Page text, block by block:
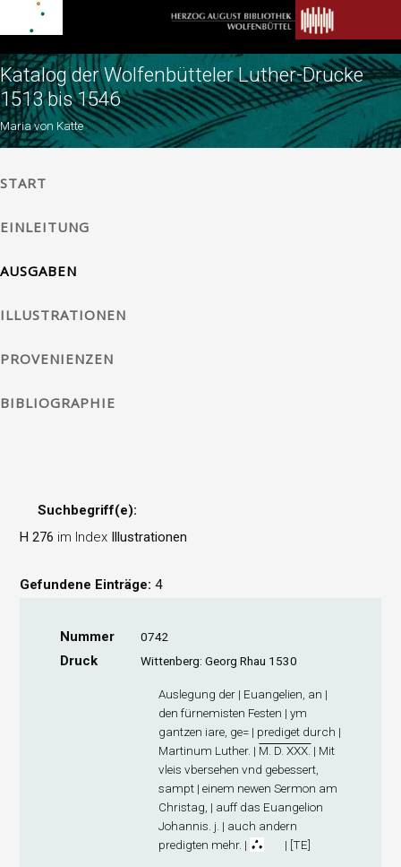
Katalog der Wolfenbütteler Luther-Drucke
1513 bis 1546
Maria von Katte
START
EINLEITUNG
AUSGABEN
ILLUSTRATIONEN
PROVENIENZEN
BIBLIOGRAPHIE
Suchbegriff(e):
H 276 im Index Illustrationen
Gefundene Einträge: 4
Nummer 0742
Druck Wittenberg: Georg Rhau 1530
Auslegung der | Euangelien, an |
den fürnemisten Festen | ym
gantzen iare, ge= | prediget durch |
Martinum Luther. | M. D. XXX. | Mit
vleis vbersehen vnd gebessert,
sampt | einem newen Sermon am
Christag, | auff das Euangelion
Johannis. j. | auch andern
predigten mehr. |
| [TE]